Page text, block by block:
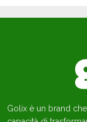
Golix è un brand che